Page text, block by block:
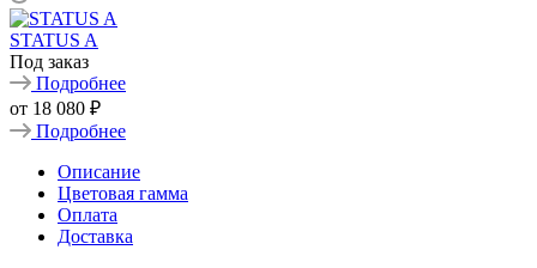
STATUS A
Под заказ
Подробнее
от 18 080 ₽
Подробнее
Описание
Цветовая гамма
Оплата
Доставка